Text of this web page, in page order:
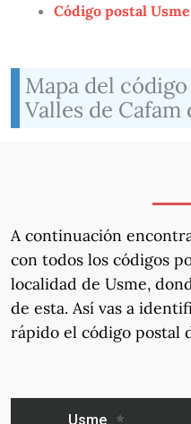
Código postal Usme
Mapa del
Valles de Cafam
A continuación
con todos los códigos
localidad de Usme,
de esta. Así vas a
rápido el código postal